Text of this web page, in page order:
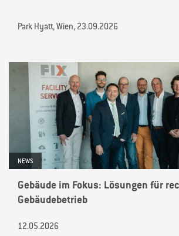
Park Hyatt, Wien, 23.09.2026
NEWS
Gebäude im Fokus: Lösungen für
Gebäudebetrieb
12.05.2026